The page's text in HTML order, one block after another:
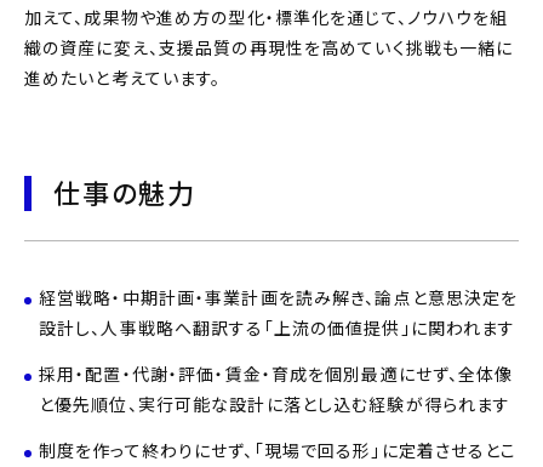
加えて、成果物や進め方の型化・標準化を通じて、ノウハウを組
織の資産に変え、支援品質の再現性を高めていく挑戦も一緒に
進めたいと考えています。
仕事の魅力
経営戦略・中期計画・事業計画を読み解き、論点と意思決定を
設計し、人事戦略へ翻訳する「上流の価値提供」に関われます
採用・配置・代謝・評価・賃金・育成を個別最適にせず、全体像
と優先順位、実行可能な設計に落とし込む経験が得られます
制度を作って終わりにせず、「現場で回る形」に定着させるとこ